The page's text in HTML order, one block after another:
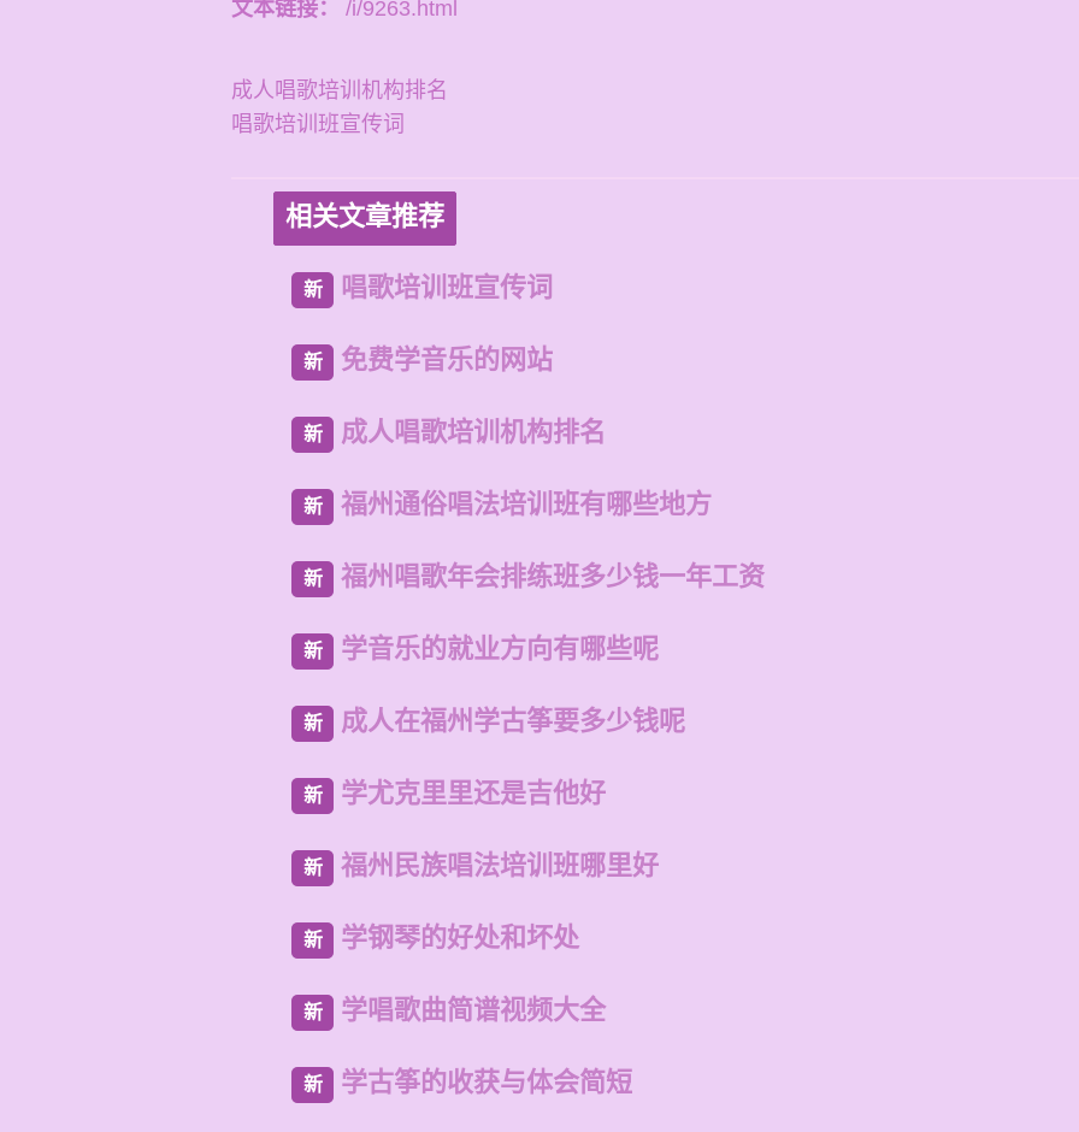
文本链接：
/i/9263.html
成人唱歌培训机构排名
唱歌培训班宣传词
相关文章推荐
新 唱歌培训班宣传词
新 免费学音乐的网站
新 成人唱歌培训机构排名
新 福州通俗唱法培训班有哪些地方
新 福州唱歌年会排练班多少钱一年工资
新 学音乐的就业方向有哪些呢
新 成人在福州学古筝要多少钱呢
新 学尤克里里还是吉他好
新 福州民族唱法培训班哪里好
新 学钢琴的好处和坏处
新 学唱歌曲简谱视频大全
新 学古筝的收获与体会简短